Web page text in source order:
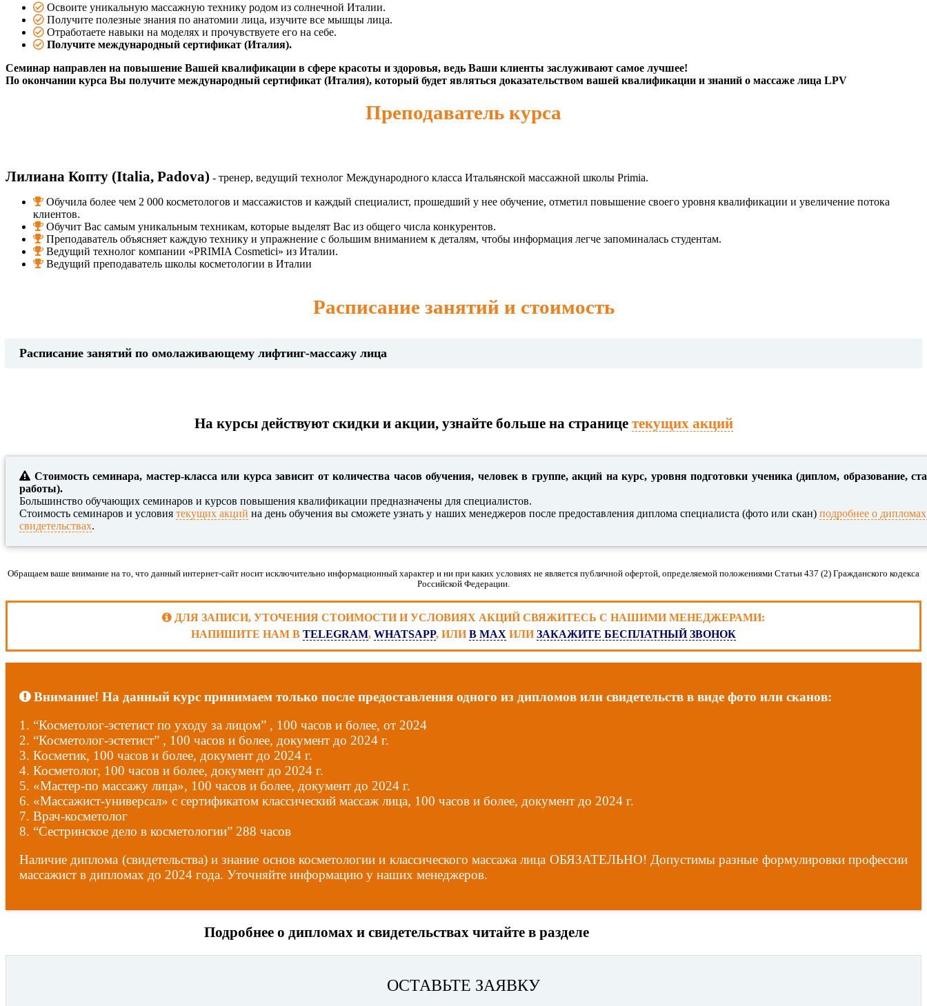
Освоите уникальную массажную технику родом из солнечной Италии.
Получите полезные знания по анатомии лица, изучите все мышцы лица.
Отработаете навыки на моделях и прочувствуете его на себе.
Получите международный сертификат (Италия).
Семинар направлен на повышение Вашей квалификации в сфере красоты и здоровья, ведь Ваши клиенты заслуживают самое лучшее!
По окончании курса Вы получите международный сертификат (Италия), который будет являться доказательством вашей квалификации и знаний о массаже лица LPV
Преподаватель курса
Лилиана Копту (Italia, Padova) - тренер, ведущий технолог Международного класса Итальянской массажной школы Primia.
Обучила более чем 2 000 косметологов и массажистов и каждый специалист, прошедший у нее обучение, отметил повышение своего уровня квалификации и увеличение потока
клиентов.
Обучит Вас самым уникальным техникам, которые выделят Вас из общего числа конкурентов.
Преподаватель объясняет каждую технику и упражнение с большим вниманием к деталям, чтобы информация легче запоминалась студентам.
Ведущий технолог компании «PRIMIA Cosmetici» из Италии.
Ведущий преподаватель школы косметологии в Италии
Расписание занятий и стоимость
Расписание занятий по омолаживающему лифтинг-массажу лица
На курсы действуют скидки и акции, узнайте больше на странице текущих акций
Стоимость семинара, мастер-класса или курса зависит от количества часов обучения, человек в группе, акций на курс, уровня подготовки ученика (диплом, образование,
работы).
Большинство обучающих семинаров и курсов повышения квалификации предназначены для специалистов.
Стоимость семинаров и условиятекущих акций на день обучения вы сможете узнать у наших менеджеров после предоставления диплома специалиста (фото или скан) подробнее о
свидетельствах.
Обращаем ваше внимание на то, что данный интернет-сайт носит исключительно информационный характер и ни при каких условиях не является публичной офертой, определяемой положениями Статьи 437 (2) Гражданского кодекса
Российской Федерации.
ДЛЯ ЗАПИСИ, УТОЧЕНИЯ СТОИМОСТИ И УСЛОВИЯХ АКЦИЙ СВЯЖИТЕСЬ С НАШИМИ МЕНЕДЖЕРАМИ:
НАПИШИТЕ НАМ В TELEGRAM, WHATSAPP, ИЛИВ MAX ИЛИЗАКАЖИТЕ БЕСПЛАТНЫЙ ЗВОНОК
Внимание! На данный курс принимаем только после предоставления одного из дипломов или свидетельств в виде фото или сканов:
1. “Косметолог-эстетист по уходу за лицом” , 100 часов и более, от 2024
2. “Косметолог-эстетист” , 100 часов и более, документ до 2024 г.
3. Косметик, 100 часов и более, документ до 2024 г.
4. Косметолог, 100 часов и более, документ до 2024 г.
5. «Мастер-по массажу лица», 100 часов и более, документ до 2024 г.
6. «Массажист-универсал» с сертификатом классический массаж лица, 100 часов и более, документ до 2024 г.
7. Врач-косметолог
8. “Сестринское дело в косметологии” 288 часов
Наличие диплома (свидетельства) и знание основ косметологии и классического массажа лица ОБЯЗАТЕЛЬНО! Допустимы разные формулировки профессии
массажист в дипломах до 2024 года. Уточняйте информацию у наших менеджеров.
Подробнее о дипломах и свидетельствах читайте в разделе
ОСТАВЬТЕ ЗАЯВКУ